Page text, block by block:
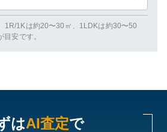
1R/1Kは約20〜30㎡、1LDKは約30〜50
安です。
はAI査定で